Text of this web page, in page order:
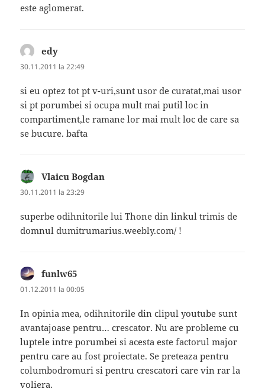
este aglomerat.
edy
30.11.2011 la 22:49
si eu optez tot pt v-uri,sunt usor de curatat,mai usor
si pt porumbei si ocupa mult mai putil loc in
compartiment,le ramane lor mai mult loc de care sa
se bucure. bafta
Vlaicu Bogdan
30.11.2011 la 23:29
superbe odihnitorile lui Thone din linkul trimis de
domnul dumitrumarius.weebly.com/ !
funlw65
01.12.2011 la 00:05
In opinia mea, odihnitorile din clipul youtube sunt
avantajoase pentru… crescator. Nu are probleme cu
luptele intre porumbei si acesta este factorul major
pentru care au fost proiectate. Se preteaza pentru
columbodromuri si pentru crescatori care vin rar la
voliera.